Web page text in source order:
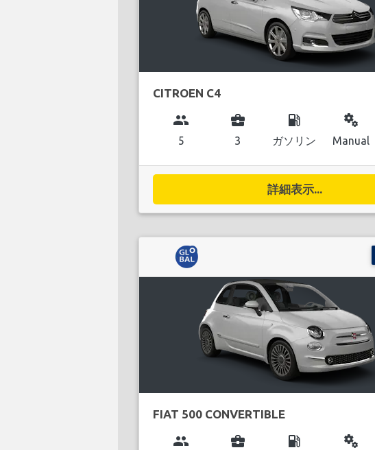
CITROEN C4
group
5
business_center
3
local_gas_station
ガソリン
miscellaneous_services
Manual
詳細表示...
FIAT 500 CONVERTIBLE
group business_center local_gas_station miscellaneous_services